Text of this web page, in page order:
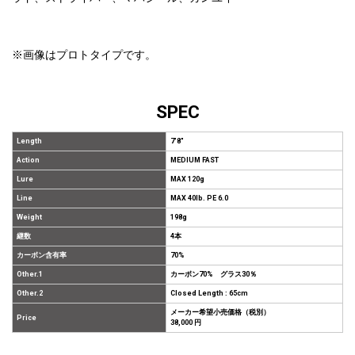
※画像はプロトタイプです。
SPEC
Length 7'8"
Action MEDIUM FAST
Lure MAX 120g
Line MAX 40lb. PE 6.0
Weight 198g
継数 4本
カーボン含有率 70%
Other.1 カーボン70% グラス30％
Other.2 Closed Length : 65cm
Price
メーカー希望小売価格（税別）
38,000 円